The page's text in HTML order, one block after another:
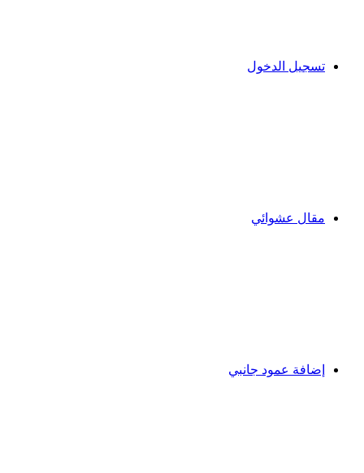
تسجيل الدخول
مقال عشوائي
إضافة عمود جانبي